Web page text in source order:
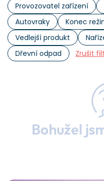
Provozovatel zařízení
Autovraky
Konec
Vedlejší produkt
Dřevní odpad
Zrušit
Bohužel